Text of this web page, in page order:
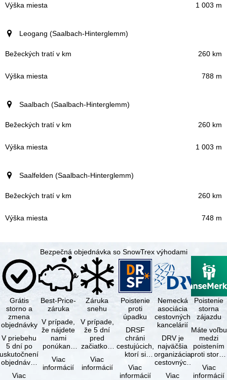
1 003 m
Leogang (Saalbach-Hinterglemm)
260 km
788 m
Saalbach (Saalbach-Hinterglemm)
260 km
1 003 m
Saalfelden (Saalbach-Hinterglemm)
260 km
748 m
Bezpečná objednávka so SnowTrex výhodami
Grátis
storno a
zmena
objednávky
V priebehu
5 dní po
uskutočnení
objednávky
Viac
Best-Price-
záruka
V prípade,
že nájdete
nami
ponúkaný
rovnakými
službami
Viac
informácií
Záruka
snehu
V prípade,
že 5 dní
pred
začiatkom
(deň
príjazdu)
Viac
informácií
Poistenie
proti
úpadku
DRSF
chráni
cestujúcich,
ktorí si
zájazd
Viac
informácií
Nemecká
asociácia
cestovných
kancelárií
DRV je
najväčšia
organizácia
cestovných
Viac
Poistenie
storna
zájazdu
Máte voľbu
medzi
poistením
proti stornu
Viac
informácií